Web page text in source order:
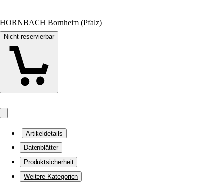
HORNBACH Bornheim (Pfalz)
Nicht reservierbar
Artikeldetails
Datenblätter
Produktsicherheit
Weitere Kategorien